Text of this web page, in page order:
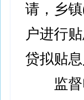
请，乡
户进行
贷拟贴
监督